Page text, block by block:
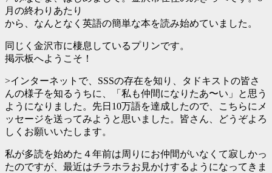
月の終わりあたり
から、なんとなく英語の簡単な本を読み始めていました。
同じく金沢市に棲息しているプリンです。
掲示板へようこそ！
>インターネットで、SSSの存在を知り、タドキストの皆さ
んの様子を知るうちに、「私も仲間になりたあ〜い」と思う
ようになりました。先日10万語を達成したので、こちらにメ
ッセージを送ってみようと思いました。皆さん、どうぞよろ
しくお願いいたします。
私が多読を始めた４年前は周りにお仲間がいなくて寂しかっ
たのですが、最近はチラホラお見かけするようになってきま